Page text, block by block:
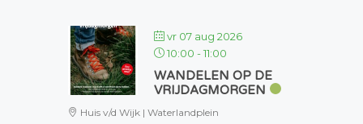
vr 07 aug 2026
10:00 -11:00
WANDELEN OP DE
VRIJDAGMORGEN
Huis v/d Wijk | Waterlandplein